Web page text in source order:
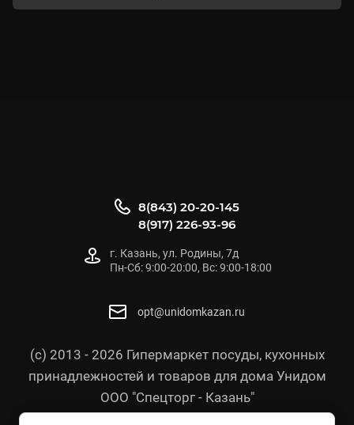
(с) 2013 - 2026 Гипермаркет посуды, кухонных
принадлежностей и товаров для дома Унидом
ООО "Спецторг - Казань"
8(843) 20-20-145
8(917) 226-93-96
г. Казань, ул. Родины, 7д
Пн-Сб: 9:00-20:00, Вс: 9:00-18:00
opt@unidomkazan.ru